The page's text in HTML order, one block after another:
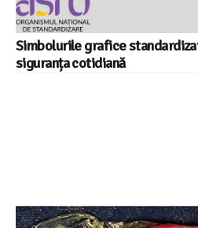
Simbolurile grafice
siguranța cotidiană